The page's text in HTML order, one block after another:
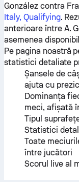
Gonzálezcontra
Italy, Qualifying.
anterioare între A.
asemenea
Pe pagina noastră
statistici detaliate
Șansele de
ajuta cu
Dominanța
meci, afișată
Tipul
Statistici
Toate
între jucători
Scorul live al